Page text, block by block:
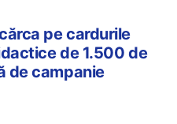
pe cardurile
de 1.500 de
de campanie